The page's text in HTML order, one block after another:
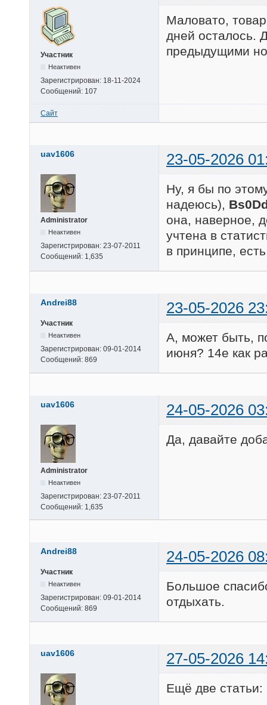
Участник
Неактивен
Зарегистрирован: 18-11-2024
Сообщений: 107
Маловато,
дней осталось.
предыдущими
Сайт
uav1606 23-05-2026
Administrator
Неактивен
Зарегистрирован: 23-07-2011
Сообщений: 1,635
Ну, я бы по
надеюсь),
она, наверное,
учтена в
в принципе,
Andrei88 23-05-2026
Участник
Неактивен
Зарегистрирован: 09-01-2014
Сообщений: 869
А, может быть,
июня? 14е как
uav1606 24-05-2026
Administrator
Неактивен
Зарегистрирован: 23-07-2011
Сообщений: 1,635
Да, давайте
Andrei88 24-05-2026
Участник
Неактивен
Зарегистрирован: 09-01-2014
Сообщений: 869
Большое
отдыхать.
uav1606 27-05-2026
Ещё две статьи: